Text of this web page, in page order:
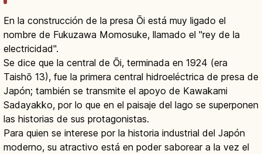
En la construcción de la presa Ōi está muy ligado el
nombre de Fukuzawa Momosuke, llamado el "rey de la
electricidad".
Se dice que la central de Ōi, terminada en 1924 (era
Taishō 13), fue la primera central hidroeléctrica de presa de
Japón; también se transmite el apoyo de Kawakami
Sadayakko, por lo que en el paisaje del lago se superponen
las historias de sus protagonistas.
Para quien se interese por la historia industrial del Japón
moderno, su atractivo está en poder saborear a la vez el